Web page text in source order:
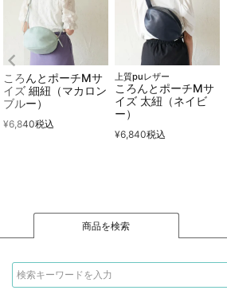
ころんとポーチMサ
イズ 細紐（マカロン
ブルー）
¥6,840税込
上質puレザー
ころんとポーチMサ
イズ 太紐（ネイビ
ー）
¥6,840税込
商品を検索